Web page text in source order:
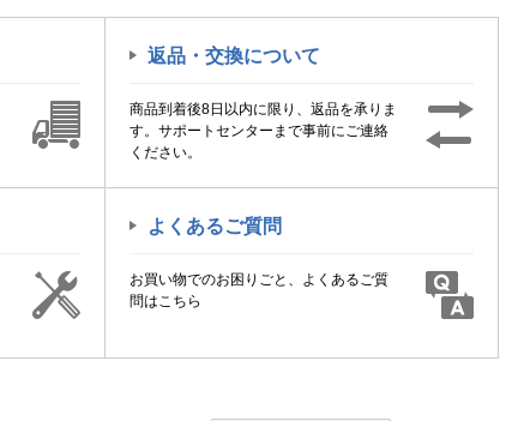
返品・交換について
商品到着後8日以内に限り、返品を承りま
す。サポートセンターまで事前にご連絡
ください。
よくあるご質問
お買い物でのお困りごと、よくあるご質
問はこちら